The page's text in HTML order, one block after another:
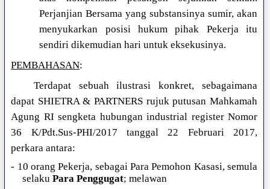
Perjanjian Bersama yang substansinya sumir, akan
menyukarkan posisi hukum pihak Pekerja itu
sendiri dikemudian hari untuk eksekusinya.
PEMBAHASAN:
Terdapat sebuah ilustrasi konkret, sebagaimana
dapat SHIETRA & PARTNERS rujuk putusan Mahkamah
Agung RI sengketa hubungan industrial register Nomor
36 K/Pdt.Sus-PHI/2017 tanggal 22 Februari 2017,
perkara antara:
- 10 orang Pekerja, sebagai Para Pemohon Kasasi, semula
selakuPara Penggugat; melawan